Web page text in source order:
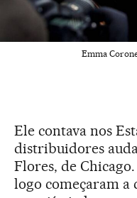
Emma
Ele contava nos
distribuidores
Flores, de
logo começaram a